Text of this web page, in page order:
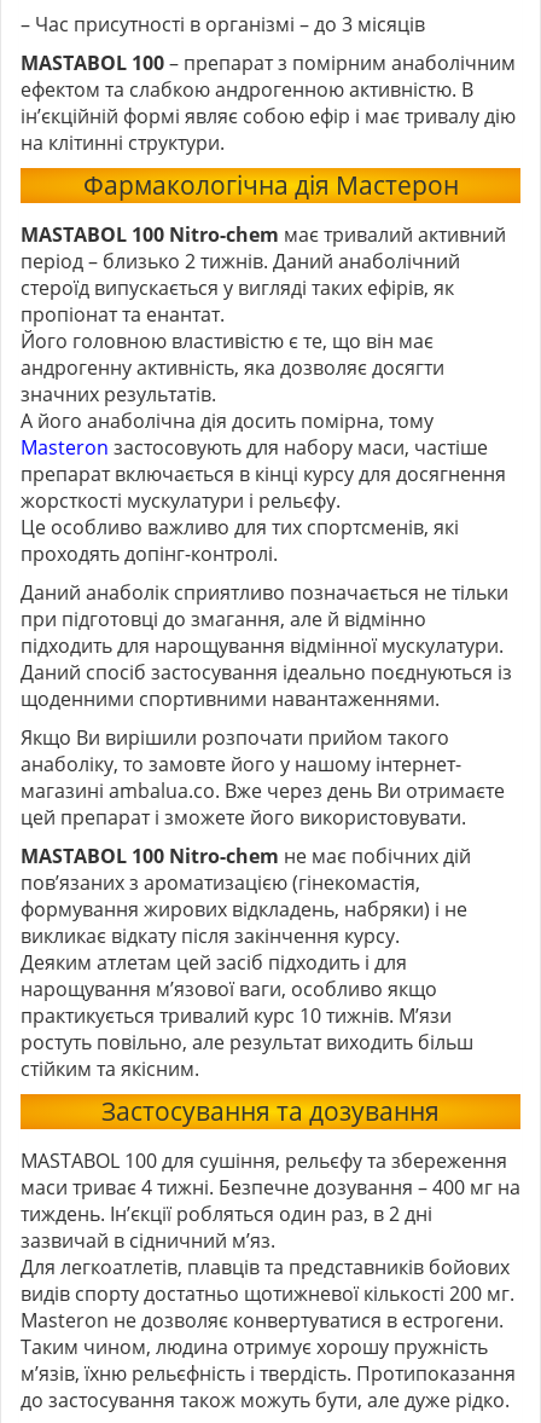
– Час присутності в організмі – до 3 місяців
MASTABOL 100– препарат з помірним анаболічним
ефектом та слабкою андрогенною активністю. В
ін’єкційній формі являє собою ефір і має тривалу дію
на клітинні структури.
Фармакологічна дія Мастерон
MASTABOL 100 Nitro-chem має тривалий активний
період – близько 2 тижнів. Даний анаболічний
стероїд випускається у вигляді таких ефірів, як
пропіонат та енантат.
Його головною властивістю є те, що він має
андрогенну активність, яка дозволяє досягти
значних результатів.
А його анаболічна дія досить помірна, тому
Masteron застосовують для набору маси, частіше
препарат включається в кінці курсу для досягнення
жорсткості мускулатури і рельєфу.
Це особливо важливо для тих спортсменів, які
проходять допінг-контролі.
Даний анаболік сприятливо позначається не тільки
при підготовці до змагання, але й відмінно
підходить для нарощування відмінної мускулатури.
Даний спосіб застосування ідеально поєднуються із
щоденними спортивними навантаженнями.
Якщо Ви вирішили розпочати прийом такого
анаболіку, то замовте його у нашому інтернет-
магазині ambalua.co. Вже через день Ви отримаєте
цей препарат і зможете його використовувати.
MASTABOL 100 Nitro-chem не має побічних дій
пов’язаних з ароматизацією (гінекомастія,
формування жирових відкладень, набряки) і не
викликає відкату після закінчення курсу.
Деяким атлетам цей засіб підходить і для
нарощування м’язової ваги, особливо якщо
практикується тривалий курс 10 тижнів. М’язи
ростуть повільно, але результат виходить більш
стійким та якісним.
Застосування та дозування
MASTABOL 100для сушіння, рельєфу та збереження
маси триває 4 тижні. Безпечне дозування – 400 мг на
тиждень. Ін’єкції робляться один раз, в 2 дні
зазвичай в сідничний м’яз.
Для легкоатлетів, плавців та представників бойових
видів спорту достатньо щотижневої кількості 200 мг.
Masteron не дозволяє конвертуватися в естрогени.
Таким чином, людина отримує хорошу пружність
м’язів, їхню рельєфність і твердість. Протипоказання
до застосування також можуть бути, але дуже рідко.